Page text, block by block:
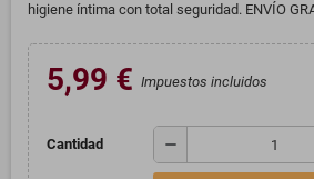
higiene íntima con total seguridad. ENVÍO
5,99 € Impuestos incluidos
Cantidad remove